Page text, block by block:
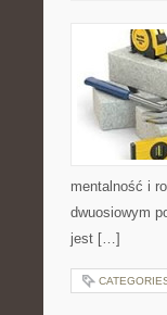
mentalność i
dwuosiowym
jest […]